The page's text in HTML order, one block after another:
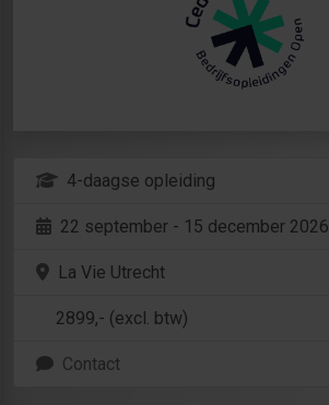
4-daagse opleiding
22 september - 15 december 2026
La Vie Utrecht
2899,- (excl. btw)
Contact